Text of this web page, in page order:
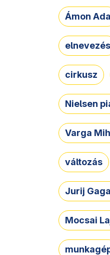
Ámon Ada
elnevezés
cirkusz
Nielsen
Varga
változás
Jurij
Mocsai